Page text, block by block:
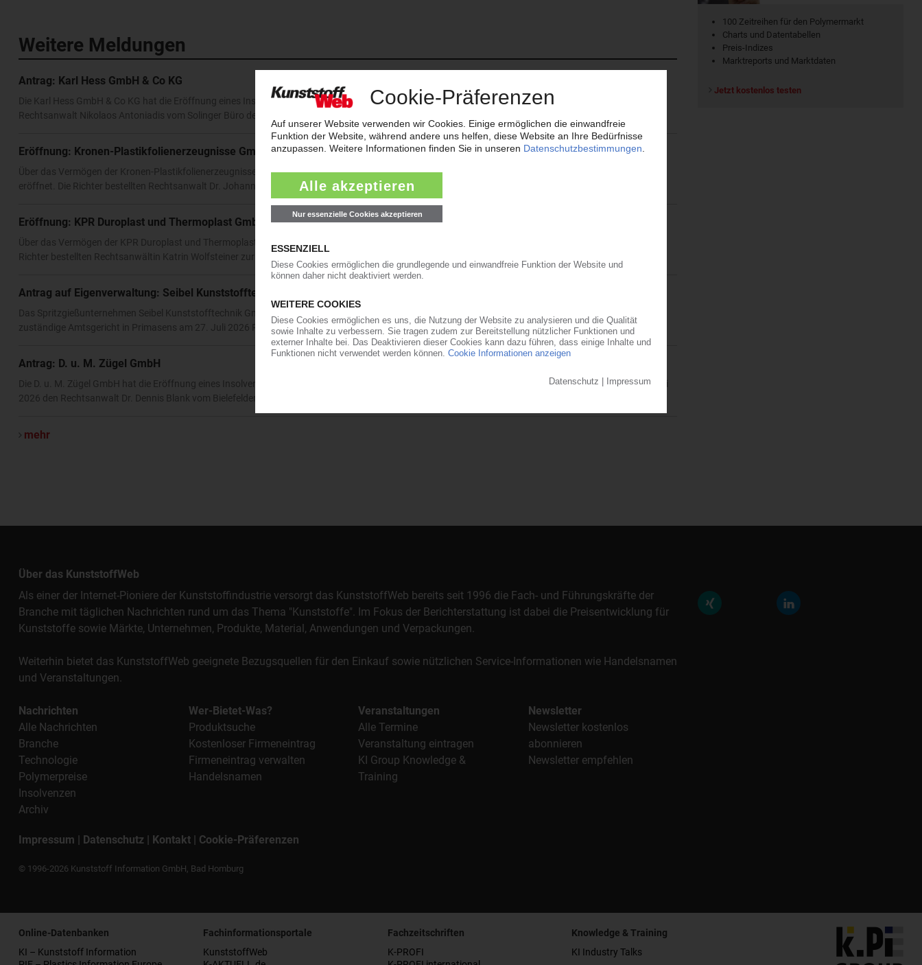
Weitere Meldungen
Antrag: Karl Hess GmbH & Co KG
Die Karl Hess GmbH & Co KG hat die Eröffnung eines Insolvenzverfahrens beantragt. Das Amtsgericht Siegen bestellte daraufhin am 27. Juli 2026 den
Rechtsanwalt Nikolaos Antoniadis vom Solinger Büro der Kanzlei Anure zum vorläufigen...
Eröffnung: Kronen-Plastikfolienerzeugnisse GmbH & Co KG
Über das Vermögen der Kronen-Plastikfolienerzeugnisse GmbH & Co KG hat das Amtsgericht Darmstadt am 1. August 2026 das Insolvenzverfahren
eröffnet. Die Richter bestellten Rechtsanwalt Dr. Johannes Hancke von der Kanzlei Hezel Hancke Partner...
Eröffnung: KPR Duroplast und Thermoplast GmbH
Über das Vermögen der KPR Duroplast und Thermoplast GmbH hat das Amtsgericht Regensburg am 27. Juli 2026 das Insolvenzverfahren eröffnet. Die
Richter bestellten Rechtsanwältin Katrin Wolfsteiner zur Insolvenzverwalterin. KPR hatte Mitte Mai die...
Antrag auf Eigenverwaltung: Seibel Kunststofftechnik GmbH
Das Spritzgießunternehmen Seibel Kunststofftechnik GmbH hat die Insolvenz in Eigenverwaltung beantragt. Zum vorläufigen Sachwalter bestellte das
zuständige Amtsgericht in Primasens am 27. Juli 2026 Rechtsanwalt Matthias Bayer von der Kanzlei Abel...29.07.2026
Antrag: D. u. M. Zügel GmbH
Die D. u. M. Zügel GmbH hat die Eröffnung eines Insolvenzverfahrens beantragt. Das zuständige Amtsgericht Saarbrücken bestellte daraufhin am 30. Juni
2026 den Rechtsanwalt Dr. Dennis Blank vom Bielefelder Büro der Wirtschaftskanzlei Moenig zum...
mehr
100 Zeitreihen für den Polymermarkt
Charts und Datentabellen
Preis-Indizes
Marktreports und Marktdaten
Jetzt kostenlos testen
Über das KunststoffWeb
Als einer der Internet-Pioniere der Kunststoffindustrie versorgt das KunststoffWeb bereits seit 1996 die Fach- und Führungskräfte der
Branche mit täglichen Nachrichten rund um das Thema "Kunststoffe". Im Fokus der Berichterstattung ist dabei die Preisentwicklung für
Kunststoffe sowie Märkte, Unternehmen, Produkte, Material, Anwendungen und Verpackungen.
Weiterhin bietet das KunststoffWeb geeignete Bezugsquellen für den Einkauf sowie nützlichen Service-Informationen wie Handelsnamen
und Veranstaltungen.
Nachrichten
Alle Nachrichten
Branche
Technologie
Polymerpreise
Insolvenzen
Archiv
Wer-Bietet-Was?
Produktsuche
Kostenloser Firmeneintrag
Firmeneintrag verwalten
Handelsnamen
Veranstaltungen
Alle Termine
Veranstaltung eintragen
KI Group Knowledge &
Training
Newsletter
Newsletter kostenlos
abonnieren
Newsletter empfehlen
Impressum | Datenschutz | Kontakt | Cookie-Präferenzen
© 1996-2026 Kunststoff Information GmbH, Bad Homburg
Online-Datenbanken
KI – Kunststoff Information
Fachinformationsportale
KunststoffWeb
Fachzeitschriften
K-PROFI
Knowledge & Training
KI Industry Talks